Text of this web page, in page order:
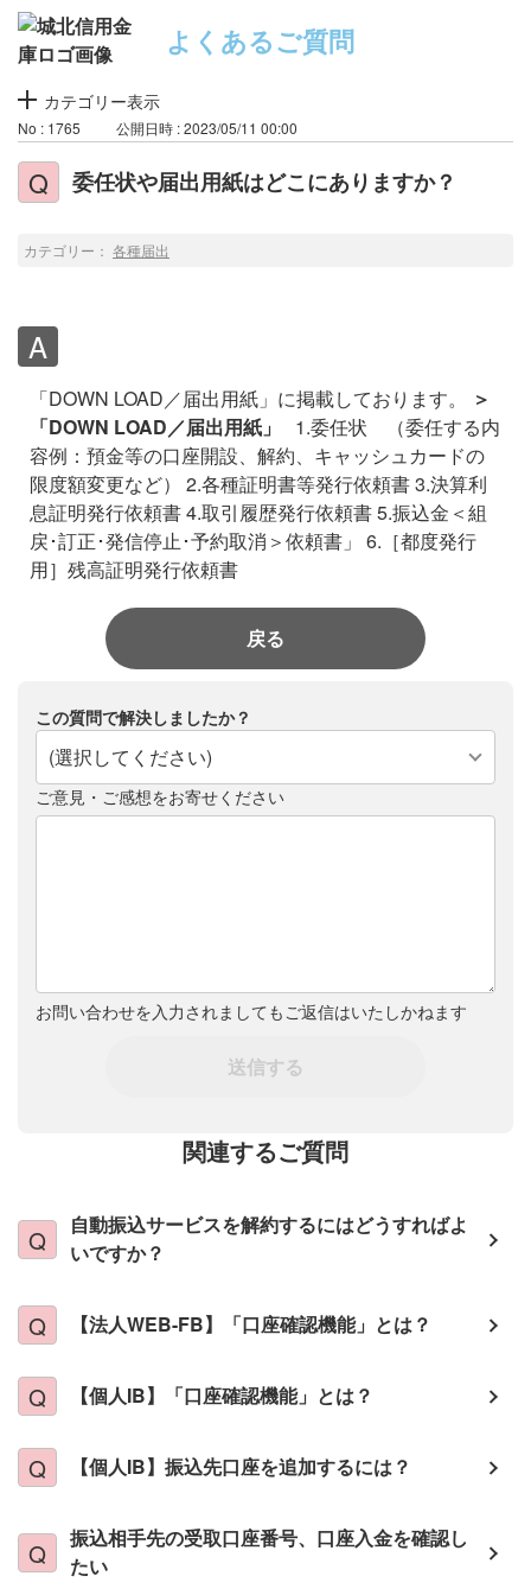
よくあるご質問
カテゴリー表示
No : 1765 公開日時 : 2023/05/11 00:00
委任状や届出用紙はどこにありますか？
カテゴリー： 各種届出
「DOWN LOAD／届出用紙」に掲載しております。
＞
「DOWN LOAD／届出用紙」
1.委任状 （委任する内
容例：預金等の口座開設、解約、キャッシュカードの
限度額変更など）
2.各種証明書等発行依頼書3.決算利
息証明発行依頼書4.取引履歴発行依頼書5.振込金＜組
戻･訂正･発信停止･予約取消＞依頼書」 6.［都度発行
用］残高証明発行依頼書
戻る
この質問で解決しましたか？
(選択してください)
ご意見・ご感想をお寄せください
お問い合わせを入力されましてもご返信はいたしかねます
送信する
関連するご質問
自動振込サービスを解約するにはどうすればよ
いですか？
【法人WEB-FB】「口座確認機能」とは？
【個人IB】「口座確認機能」とは？
【個人IB】振込先口座を追加するには？
振込相手先の受取口座番号、口座入金を確認し
たい